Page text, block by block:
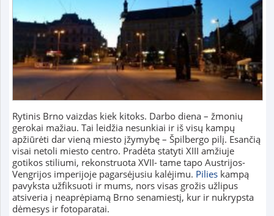
Rytinis Brno vaizdas kiek kitoks. Darbo diena – žmonių
gerokai mažiau. Tai leidžia nesunkiai ir iš visų kampų
apžiūrėti dar vieną miesto įžymybę – Špilbergo pilį. Esančią
visai netoli miesto centro. Pradėta statyti XIII amžiuje
gotikos stiliumi, rekonstruota XVII- tame tapo Austrijos-
Vengrijos imperijoje pagarsėjusiu kalėjimu. Pilieskampą
pavyksta užfiksuoti ir mums, nors visas grožis užlipus
atsiveria į neaprėpiamą Brno senamiestį, kur ir nukrypsta
dėmesys ir fotoparatai.